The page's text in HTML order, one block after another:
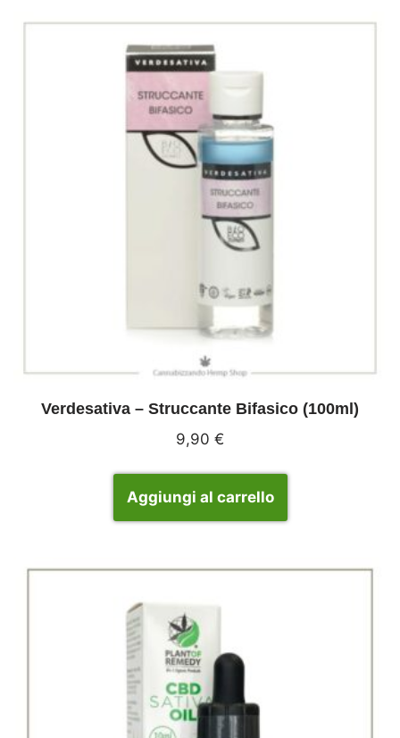
Verdesativa – Struccante Bifasico (100ml)
9,90 €
Aggiungi al carrello